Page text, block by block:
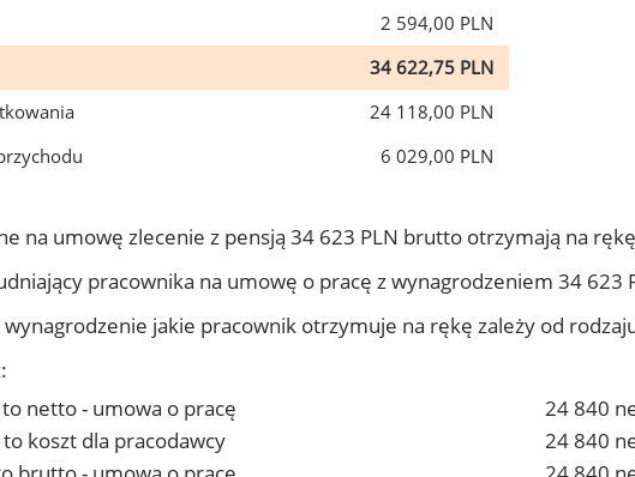
2 594,00 PLN
34 622,75 PLN
24 118,00 PLN
6 029,00 PLN
na umowę zlecenie z pensją 34 623 PLN brutto otrzymają na
pracownika na umowę o pracę z wynagrodzeniem 34 623
jakie pracownik otrzymuje na rękę zależy od
netto - umowa o pracę
koszt dla pracodawcy
24 840
24 840